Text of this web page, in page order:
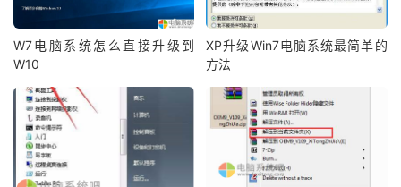
W7电脑系统怎么直接升级到
W10
XP升级Win7电脑系统最简单的
方法